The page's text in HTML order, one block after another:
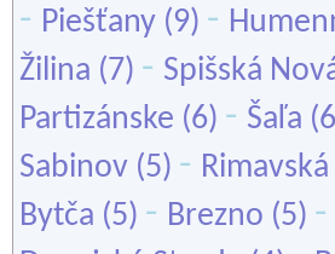
- Piešťany (9) -
Žilina (7) - Spišská
Partizánske (6) - Šaľa
Sabinov (5) -
Bytča (5) - Brezno (5) -